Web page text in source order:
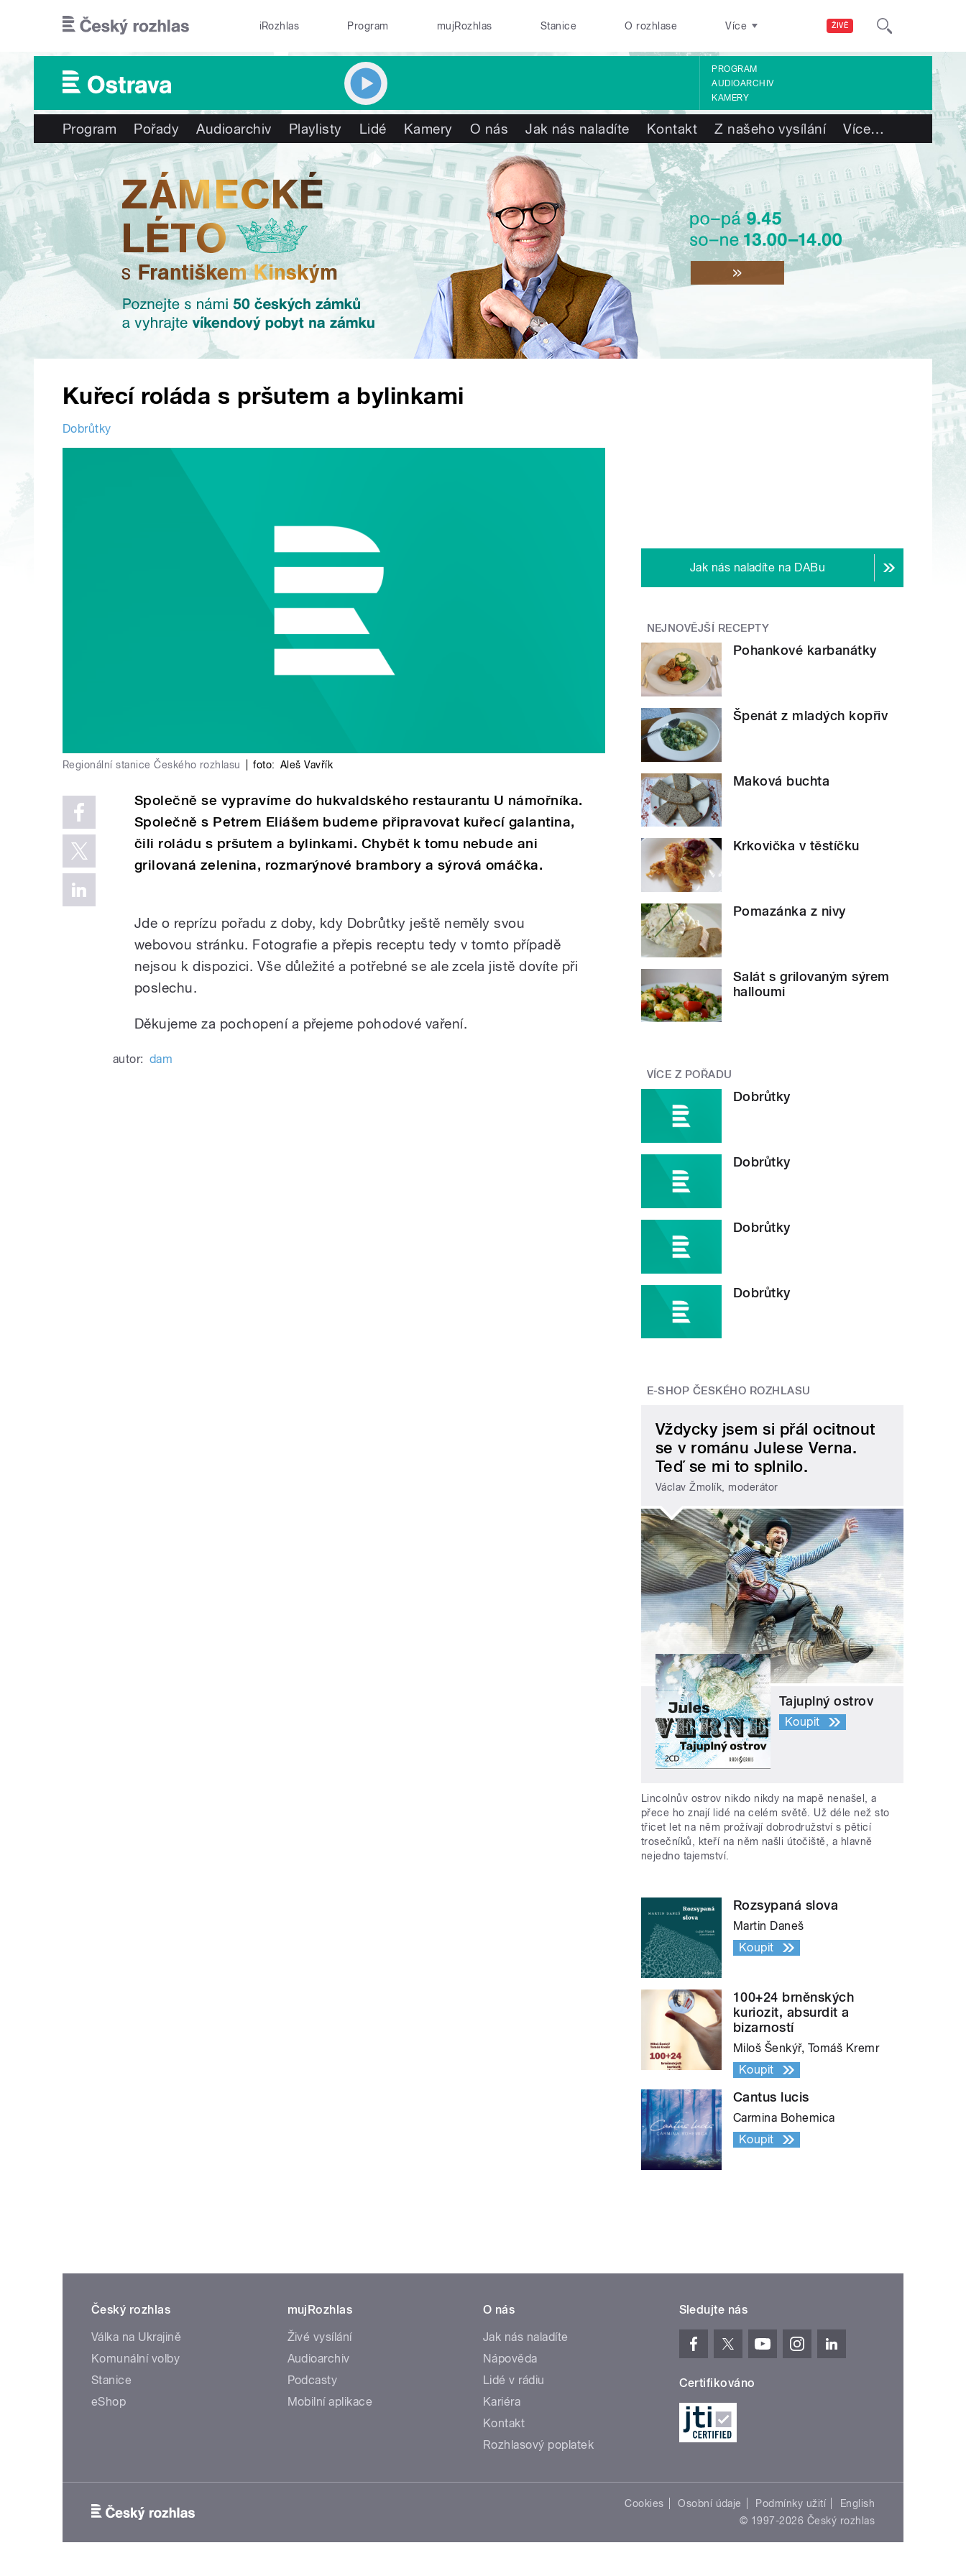
ŽIVĚ
iRozhlas Program mujRozhlas Stanice O rozhlase Více
PROGRAM
AUDIOARCHIV
KAMERY
Program Pořady Audioarchiv Playlisty Lidé Kamery O nás Jak nás naladíte Kontakt Z našeho vysílání Více…
Kuřecí roláda s pršutem a bylinkami
Dobrůtky
Regionální stanice Českého rozhlasu foto: Aleš Vavřík
Společně se vypravíme do hukvaldského restaurantu U námořníka.
Společně s Petrem Eliášem budeme připravovat kuřecí galantina,
čili roládu s pršutem a bylinkami. Chybět k tomu nebude ani
grilovaná zelenina, rozmarýnové brambory a sýrová omáčka.
Jde o reprízu pořadu z doby, kdy Dobrůtky ještě neměly svou
webovou stránku. Fotografie a přepis receptu tedy v tomto případě
nejsou k dispozici. Vše důležité a potřebné se ale zcela jistě dovíte při
poslechu.
Děkujeme za pochopení a přejeme pohodové vaření.
autor: dam
Jak nás naladíte na DABu
NEJNOVĚJŠÍ RECEPTY
Pohankové karbanátky
Špenát z mladých kopřiv
Maková buchta
Krkovička v těstíčku
Pomazánka z nivy
Salát s grilovaným sýrem
halloumi
VÍCE Z POŘADU
Dobrůtky
Dobrůtky
Dobrůtky
Dobrůtky
E-SHOP ČESKÉHO ROZHLASU
Vždycky jsem si přál ocitnout
se v románu Julese Verna.
Teď se mi to splnilo.
Václav Žmolík, moderátor
Tajuplný ostrov
Koupit
Lincolnův ostrov nikdo nikdy na mapě nenašel, a
přece ho znají lidé na celém světě. Už déle než sto
třicet let na něm prožívají dobrodružství s pěticí
trosečníků, kteří na něm našli útočiště, a hlavně
nejedno tajemství.
Rozsypaná slova
Martin Daneš
Koupit
100+24 brněnských
kuriozit, absurdit a
bizarností
Miloš Šenkýř, Tomáš Kremr
Koupit
Cantus lucis
Carmina Bohemica
Koupit
Český rozhlas
Válka na Ukrajině
Komunální volby
Stanice
eShop
mujRozhlas
Živé vysílání
Audioarchiv
Podcasty
Mobilní aplikace
O nás
Jak nás naladíte
Nápověda
Lidé v rádiu
Kariéra
Kontakt
Rozhlasový poplatek
Sledujte nás
Certifikováno
Cookies Osobní údaje Podmínky užití
English
© 1997-2026 Český rozhlas